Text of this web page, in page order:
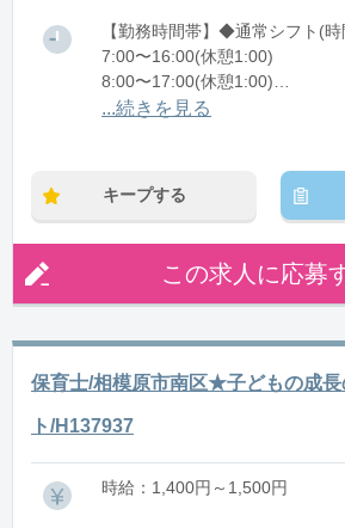
【勤務時間帯】◆通常シフト(
7:00〜16:00(休憩1:00)
8:00〜17:00(休憩1:00)
12:00〜21:00(休憩1:00)
...続きを見る
キープする
この求人に応募
保育士/相模原市南区★子どもの成
ト/H137937
時給：1,400円～1,500円